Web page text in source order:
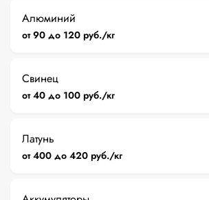
Алюминий
от 90 до 120 руб./кг
Свинец
от 40 до 100 руб./кг
Латунь
от 400 до 420 руб./кг